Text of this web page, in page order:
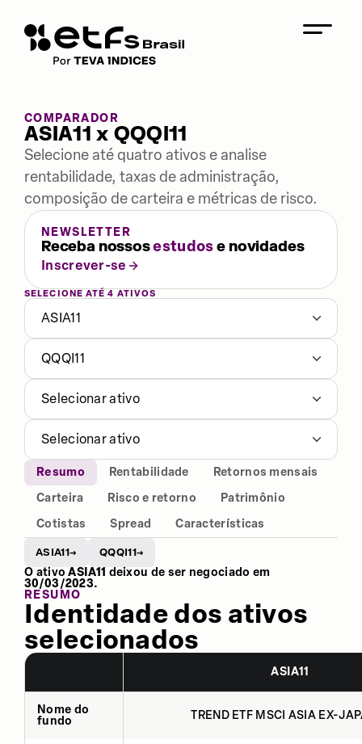
COMPARADOR
ASIA11 x QQQI11
Selecione até quatro ativos e analise
rentabilidade, taxas de administração,
composição de carteira e métricas de risco.
NEWSLETTER
Receba nossosestudose novidades
Inscrever-se
SELECIONE ATÉ 4 ATIVOS
ASIA11
QQQI11
Selecionar ativo
Selecionar ativo
Resumo Rentabilidade
Retornos mensais
Carteira
Risco e retorno
Patrimônio
Cotistas
Spread Características
ASIA11→ QQQI11→
O ativoASIA11 deixou de ser negociado em
30/03/2023.
RESUMO
Identidade dos ativos
selecionados
ASIA11
Nome do
fundo
TREND ETF MSCI ASIA EX-